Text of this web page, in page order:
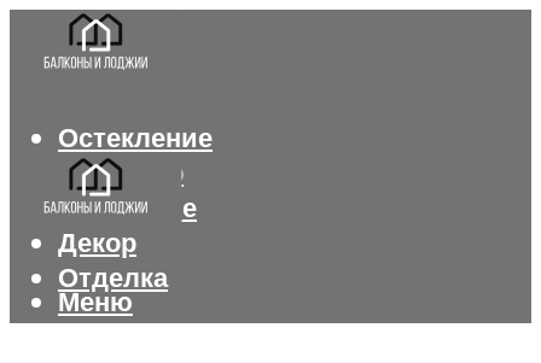
Остекление
Интерьер
Утепление
Декор
Отделка
Меню